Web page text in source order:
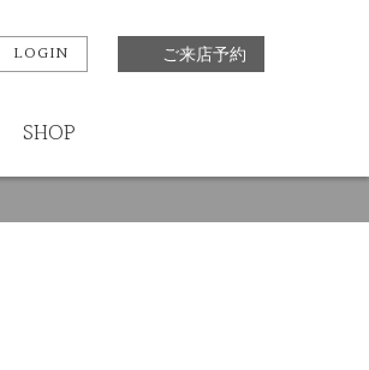
LOGIN ご来店予約
SHOP